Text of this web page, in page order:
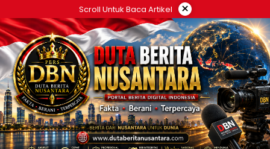
ke
konten
Scroll Untuk Baca Artikel ×